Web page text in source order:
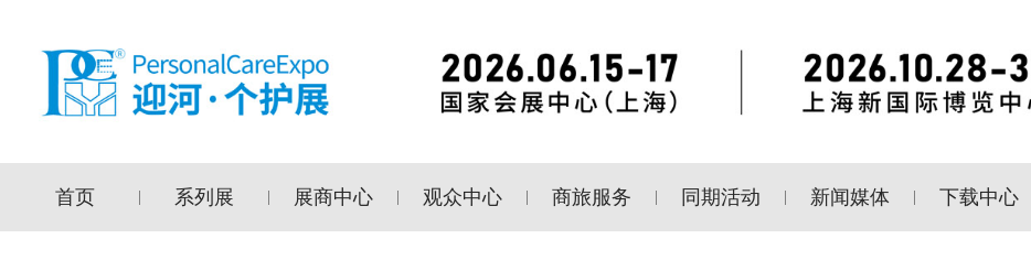
首页 系列展 展商中心 观众中心 商旅服务 同期活动 新闻媒体 下载中心